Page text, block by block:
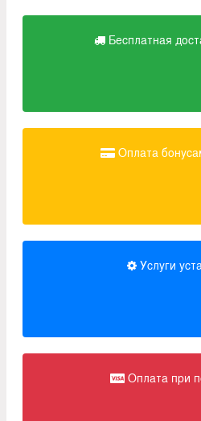
Бесплатная
Оплата
Услуги
Оплата при